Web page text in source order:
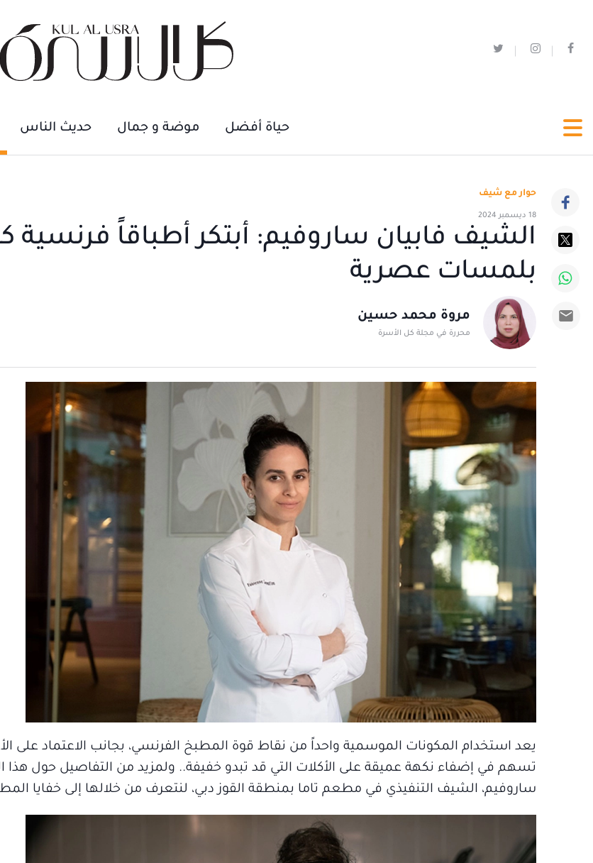
حياة أفضل موضة و جمال حديث الناس
حوار مع شيف
18 ديسمبر 2024
الشيف فابيان ساروفيم: أبتكر أطباقاً فرنسية
بلمسات عصرية
مروة محمد حسين
محررة في مجلة كل الأسرة
يعد استخدام المكونات الموسمية واحداً من نقاط قوة المطبخ الفرنسي، بجانب الاعتماد على
تسهم في إضفاء نكهة عميقة على الأكلات التي قد تبدو خفيفة.. ولمزيد من التفاصيل حول هذا
ساروفيم، الشيف التنفيذي في مطعم تاما بمنطقة القوز دبي، لنتعرف من خلالها إلى خفايا